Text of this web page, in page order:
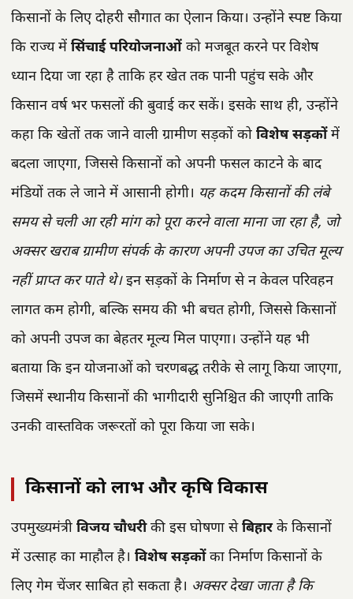
किसानों के लिए दोहरी सौगात का ऐलान किया। उन्होंने स्पष्ट किया
कि राज्य में सिंचाई परियोजनाओं को मजबूत करने पर विशेष
ध्यान दिया जा रहा है ताकि हर खेत तक पानी पहुंच सके और
किसान वर्ष भर फसलों की बुवाई कर सकें। इसके साथ ही, उन्होंने
कहा कि खेतों तक जाने वाली ग्रामीण सड़कों को विशेष सड़कोंमें
बदला जाएगा, जिससे किसानों को अपनी फसल काटने के बाद
मंडियों तक ले जाने में आसानी होगी। यह कदम किसानों की लंबे
समय से चली आ रही मांग को पूरा करने वाला माना जा रहा है, जो
अक्सर खराब ग्रामीण संपर्क के कारण अपनी उपज का उचित मूल्य
नहीं प्राप्त कर पाते थे।इन सड़कों के निर्माण से न केवल परिवहन
लागत कम होगी, बल्कि समय की भी बचत होगी, जिससे किसानों
को अपनी उपज का बेहतर मूल्य मिल पाएगा। उन्होंने यह भी
बताया कि इन योजनाओं को चरणबद्ध तरीके से लागू किया जाएगा,
जिसमें स्थानीय किसानों की भागीदारी सुनिश्चित की जाएगी ताकि
उनकी वास्तविक जरूरतों को पूरा किया जा सके।
किसानों को लाभ और कृषि विकास
उपमुख्यमंत्री विजय चौधरीकी इस घोषणा सेबिहारके किसानों
में उत्साह का माहौल है। विशेष सड़कोंका निर्माण किसानों के
लिए गेम चेंजर साबित हो सकता है। अक्सर देखा जाता है कि